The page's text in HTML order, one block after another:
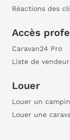
Réactions des
Accès
Caravan24 Pro
Liste de
Louer
Louer un
Louer une